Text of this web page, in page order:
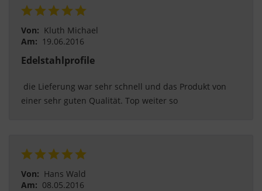
Von: Kluth Michael
Am: 19.06.2016
Edelstahlprofile
einer sehr guten Qualität. Top weiter so
Von: Hans Wald
Am: 08.05.2016